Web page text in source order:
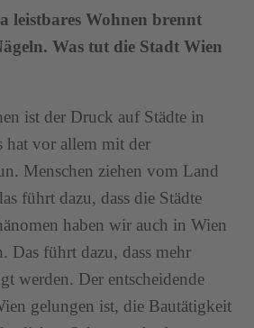
leistbares Wohnen brennt
Was tut die Stadt Wien
ist der Druck auf Städte in
hat vor allem mit der
Menschen ziehen vom Land
führt dazu, dass die Städte
haben wir auch in Wien
Das führt dazu, dass mehr
werden. Der entscheidende
gelungen ist, die Bautätigkeit